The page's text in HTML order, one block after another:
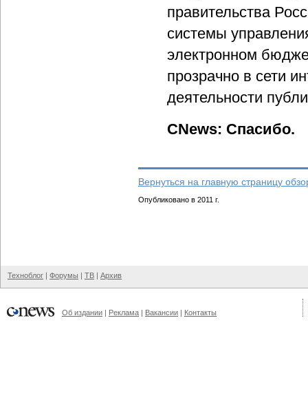
правительства
системы
электронном
прозрачно в сети
деятельности
CNews: Спасибо.
Вернуться на главную страницу
Опубликовано в 2011 г.
Техноблог | Форумы | ТВ | Архив
Об издании | Реклама | Вакансии | Контакты